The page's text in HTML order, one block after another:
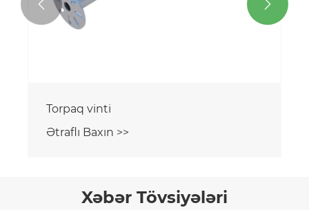
Torpaq vinti
Ətraflı Baxın >>
 
Xəbər Tövsiyələri